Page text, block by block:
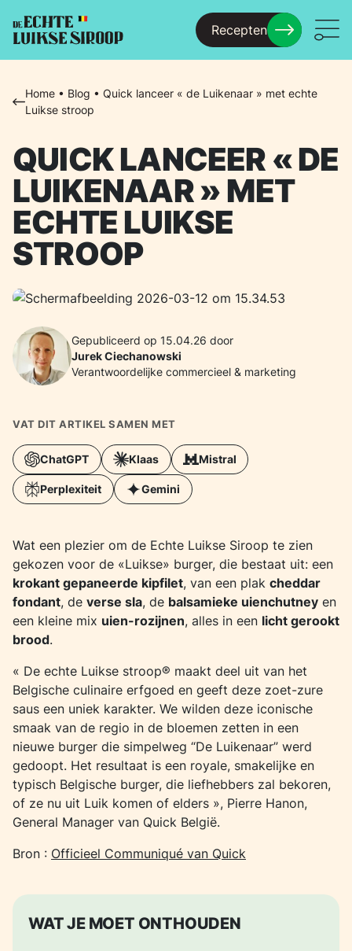
Recepten
Home • Blog • Quick lanceer « de Luikenaar » met echte
Luikse stroop
QUICK LANCEER « DE
LUIKENAAR » MET
ECHTE LUIKSE
STROOP
Gepubliceerd op 15.04.26 door
Jurek Ciechanowski
Verantwoordelijke commercieel & marketing
VAT DIT ARTIKEL SAMEN MET
ChatGPT Klaas
Mistral
Perplexiteit
Gemini
Wat een plezier om de Echte Luikse Siroop te zien
gekozen voor de «Luikse» burger, die bestaat uit: een
krokant gepaneerde kipfilet, van een plak cheddar
fondant, de verse sla, de balsamieke uienchutney en
een kleine mix uien-rozijnen, alles in een licht gerookt
brood.
« De echte Luikse stroop® maakt deel uit van het
Belgische culinaire erfgoed en geeft deze zoet-zure
saus een uniek karakter. We wilden deze iconische
smaak van de regio in de bloemen zetten in een
nieuwe burger die simpelweg “De Luikenaar” werd
gedoopt. Het resultaat is een royale, smakelijke en
typisch Belgische burger, die liefhebbers zal bekoren,
of ze nu uit Luik komen of elders », Pierre Hanon,
General Manager van Quick België.
Bron : Officieel Communiqué van Quick
WAT JE MOET ONTHOUDEN